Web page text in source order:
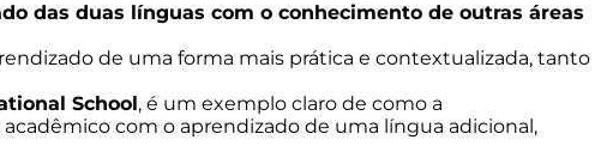
das duas línguas com o conhecimento de outras áreas
de uma forma mais prática e contextualizada, tanto
School, é um exemplo claro de como a
com o aprendizado de uma língua adicional,